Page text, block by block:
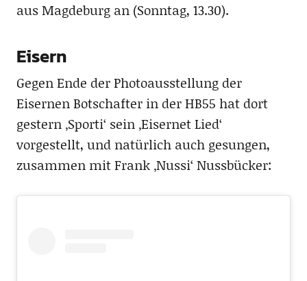
aus Magdeburg an (Sonntag, 13.30).
Eisern
Gegen Ende der Photoausstellung der
Eisernen Botschafter in der HB55 hat dort
gestern ‚Sporti‘ sein ‚Eisernet Lied‘
vorgestellt, und natürlich auch gesungen,
zusammen mit Frank ‚Nussi‘ Nussbücker: